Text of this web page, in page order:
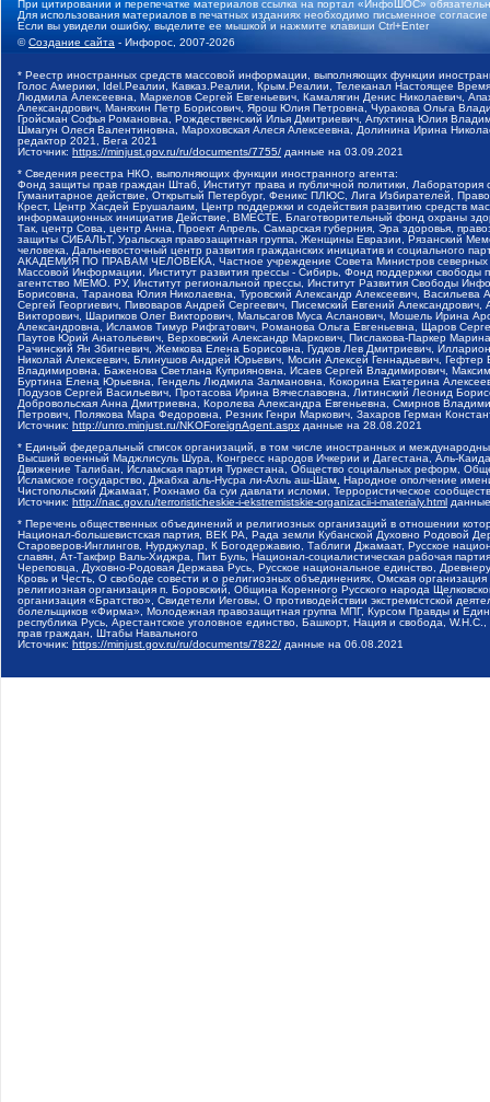
При цитировании и перепечатке материалов ссылка на портал «ИнфоШОС»
Для использования материалов в печатных изданиях необходимо письменное
Если вы увидели ошибку, выделите ее мышкой и нажмите клавиши Ctrl+Enter
©Создание сайта - Инфорос, 2007-2026
* Реестр иностранных средств массовой информации, выполняющих функции
Голос Америки, Idel.Реалии, Кавказ.Реалии, Крым.Реалии, Телеканал Настоящее
Людмила Алексеевна, Маркелов Сергей Евгеньевич, Камалягин Денис Николаевич,
Александрович, Маняхин Петр Борисович, Ярош Юлия Петровна, Чуракова Ольга
Гройсман Софья Романовна, Рождественский Илья Дмитриевич, Апухтина Юлия
Шмагун Олеся Валентиновна, Мароховская Алеся Алексеевна, Долинина Ирина
редактор 2021, Вега 2021
Источник: https://minjust.gov.ru/ru/documents/7755/ данные на 03.09.2021
* Сведения реестра НКО, выполняющих функции иностранного агента:
Фонд защиты прав граждан Штаб, Институт права и публичной политики,
Гуманитарное действие, Открытый Петербург, Феникс ПЛЮС, Лига Избирателей,
Крест, Центр Хасдей Ерушалаим, Центр поддержки и содействия развитию средств
информационных инициатив Действие, ВМЕСТЕ, Благотворительный фонд охраны
Так, центр Сова, центр Анна, Проект Апрель, Самарская губерния, Эра здоровья,
защиты СИБАЛЬТ, Уральская правозащитная группа, Женщины Евразии, Рязанский
человека, Дальневосточный центр развития гражданских инициатив и социального
АКАДЕМИЯ ПО ПРАВАМ ЧЕЛОВЕКА, Частное учреждение Совета Министров северных
Массовой Информации, Институт развития прессы - Сибирь, Фонд поддержки
агентство МЕМО. РУ, Институт региональной прессы, Институт Развития Свободы
Борисовна, Таранова Юлия Николаевна, Туровский Александр Алексеевич,
Сергей Георгиевич, Пивоваров Андрей Сергеевич, Писемский Евгений
Викторович, Шарипков Олег Викторович, Мальсагов Муса Асланович, Мошель Ирина
Александровна, Исламов Тимур Рифгатович, Романова Ольга Евгеньевна, Щаров
Паутов Юрий Анатольевич, Верховский Александр Маркович, Пислакова-Паркер
Рачинский Ян Збигневич, Жемкова Елена Борисовна, Гудков Лев Дмитриевич,
Николай Алексеевич, Блинушов Андрей Юрьевич, Мосин Алексей Геннадьевич,
Владимировна, Баженова Светлана Куприяновна, Исаев Сергей Владимирович,
Буртина Елена Юрьевна, Гендель Людмила Залмановна, Кокорина Екатерина
Подузов Сергей Васильевич, Протасова Ирина Вячеславовна, Литинский Леонид
Добровольская Анна Дмитриевна, Королева Александра Евгеньевна, Смирнов
Петрович, Полякова Мара Федоровна, Резник Генри Маркович, Захаров Герман
Источник: http://unro.minjust.ru/NKOForeignAgent.aspx данные на 28.08.2021
* Единый федеральный список организаций, в том числе иностранных и
Высший военный Маджлисуль Шура, Конгресс народов Ичкерии и Дагестана, Аль-
Движение Талибан, Исламская партия Туркестана, Общество социальных реформ,
Исламское государство, Джабха аль-Нусра ли-Ахль аш-Шам, Народное ополчение
Чистопольский Джамаат, Рохнамо ба суи давлати исломи, Террористическое
Источник: http://nac.gov.ru/terroristicheskie-i-ekstremistskie-organizacii-i-materialy.html
* Перечень общественных объединений и религиозных организаций в отношении
Национал-большевистская партия, ВЕК РА, Рада земли Кубанской Духовно Родовой
Староверов-Инглингов, Нурджулар, К Богодержавию, Таблиги Джамаат, Русское
славян, Ат-Такфир Валь-Хиджра, Пит Буль, Национал-социалистическая рабочая
Череповца, Духовно-Родовая Держава Русь, Русское национальное единство,
Кровь и Честь, О свободе совести и о религиозных объединениях, Омская
религиозная организация п. Боровский, Община Коренного Русского народа
организация «Братство», Свидетели Иеговы, О противодействии экстремистской
болельщиков «Фирма», Молодежная правозащитная группа МПГ, Курсом Правды и
республика Русь, Арестантское уголовное единство, Башкорт, Нация и свобода,
прав граждан, Штабы Навального
Источник: https://minjust.gov.ru/ru/documents/7822/ данные на 06.08.2021